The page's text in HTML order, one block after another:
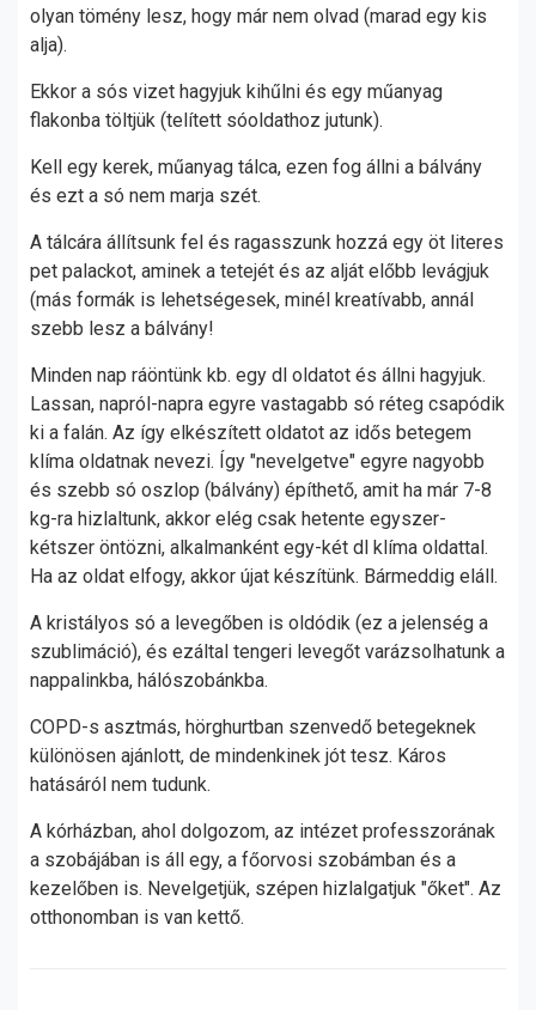
olyan tömény lesz, hogy már nem olvad (marad egy kis
alja).
Ekkor a sós vizet hagyjuk kihűlni és egy műanyag
flakonba töltjük (telített sóoldathoz jutunk).
Kell egy kerek, műanyag tálca, ezen fog állni a bálvány
és ezt a só nem marja szét.
A tálcára állítsunk fel és ragasszunk hozzá egy öt literes
pet palackot, aminek a tetejét és az alját előbb levágjuk
(más formák is lehetségesek, minél kreatívabb, annál
szebb lesz a bálvány!
Minden nap ráöntünk kb. egy dl oldatot és állni hagyjuk.
Lassan, napról-napra egyre vastagabb só réteg csapódik
ki a falán. Az így elkészített oldatot az idős betegem
klíma oldatnak nevezi. Így "nevelgetve" egyre nagyobb
és szebb só oszlop (bálvány) építhető, amit ha már 7-8
kg-ra hizlaltunk, akkor elég csak hetente egyszer-
kétszer öntözni, alkalmanként egy-két dl klíma oldattal.
Ha az oldat elfogy, akkor újat készítünk. Bármeddig eláll.
A kristályos só a levegőben is oldódik (ez a jelenség a
szublimáció), és ezáltal tengeri levegőt varázsolhatunk a
nappalinkba, hálószobánkba.
COPD-s asztmás, hörghurtban szenvedő betegeknek
különösen ajánlott, de mindenkinek jót tesz. Káros
hatásáról nem tudunk.
A kórházban, ahol dolgozom, az intézet professzorának
a szobájában is áll egy, a főorvosi szobámban és a
kezelőben is. Nevelgetjük, szépen hizlalgatjuk "őket". Az
otthonomban is van kettő.